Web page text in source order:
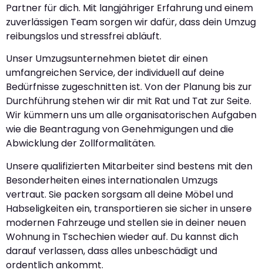
Partner für dich. Mit langjähriger Erfahrung und einem
zuverlässigen Team sorgen wir dafür, dass dein Umzug
reibungslos und stressfrei abläuft.
Unser Umzugsunternehmen bietet dir einen
umfangreichen Service, der individuell auf deine
Bedürfnisse zugeschnitten ist. Von der Planung bis zur
Durchführung stehen wir dir mit Rat und Tat zur Seite.
Wir kümmern uns um alle organisatorischen Aufgaben
wie die Beantragung von Genehmigungen und die
Abwicklung der Zollformalitäten.
Unsere qualifizierten Mitarbeiter sind bestens mit den
Besonderheiten eines internationalen Umzugs
vertraut. Sie packen sorgsam all deine Möbel und
Habseligkeiten ein, transportieren sie sicher in unsere
modernen Fahrzeuge und stellen sie in deiner neuen
Wohnung in Tschechien wieder auf. Du kannst dich
darauf verlassen, dass alles unbeschädigt und
ordentlich ankommt.